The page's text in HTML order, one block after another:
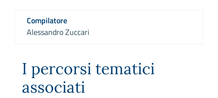
Compilatore
Alessandro Zuccari
I percorsi tematici
associati